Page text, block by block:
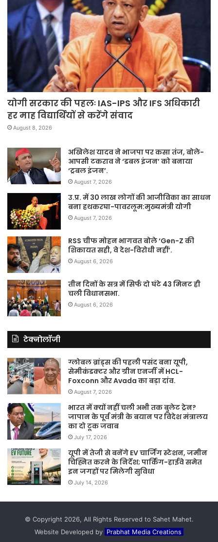
योगी सरकार की पहलः IAS-IPS और IFS अधिकारी
हर माह विद्यार्थियों से करेंगे संवाद
August 8, 2026
अखिलेश यादव ने भाजपा पर कसा तंज, बोले-
आपसी टकराव ने ‘डबल इंजन’ को बनाया
‘ट्रबल इंजन’.
August 7, 2026
उ.प्र. में 30 लाख लोगों की आजीविका का साधन
बना हथकरघा-पावरलूम:मुख्यमंत्री योगी
August 7, 2026
RSS चीफ मोहन भागवत बोले ‘Gen-Z की
शिकायत सही, वे देश-विरोधी नहीं’.
August 6, 2026
तीन दिनों के सत्र में सिर्फ दो घंटे 43 मिनट ही
चली विधानसभा.
August 6, 2026
टेक्नोलॉजी
ग्लोबल ब्रांड्स की पहली पसंद बना यूपी,
सेमीकंडक्टर और ग्रीन एनर्जी में HCL-
Foxconn और Avada का बड़ा दांव.
August 7, 2026
भारत में क्यों नहीं चली अभी तक बुलेट ट्रेन?
जापान के पूर्व मंत्री के बयान पर विदेश मंत्रालय
का दो टूक जवाब
July 17, 2026
यूपी में तेजी से बनेंगे EV चार्जिंग स्टेशन, जमीन
चिह्नित करने के निर्देश; पार्किंग-हाईवे समेत
इन जगहों पर मिलेगी सुविधा
July 14, 2026
© Copyright 2026, All Rights Reserved to Sahet Mahet.
Website Developed by Prabhat Media Creations